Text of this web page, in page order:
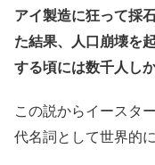
アイ製造に狂って採
た結果、人口崩壊を
する頃には数千人し
この説からイースタ
代名詞として世界的